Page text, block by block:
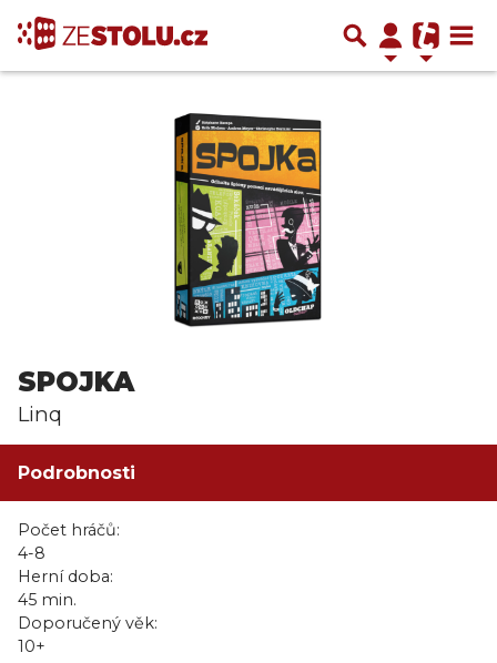
SPOJKA
Linq
Podrobnosti
Počet hráčů:
4-8
Herní doba:
45 min.
Doporučený věk:
10+